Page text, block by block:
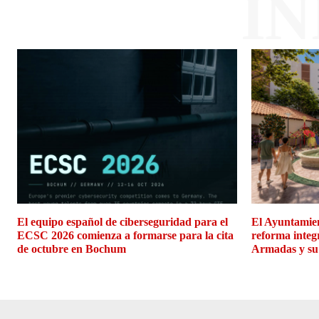
El equipo español de ciberseguridad para el
ECSC 2026 comienza a formarse para la cita
de octubre en Bochum
El
reforma
Armadas y